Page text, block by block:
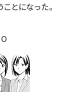
ことになった。